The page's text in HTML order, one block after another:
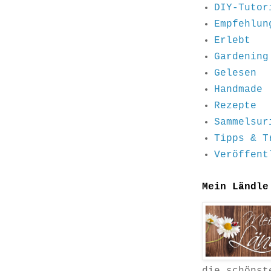
DIY-
Erlebt
Gardening
Gelesen
Handmade
Rezepte
Tipps &
Mein Ländle